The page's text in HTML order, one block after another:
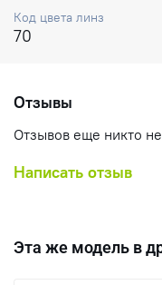
Код цвета линз
70
Отзывы
Отзывов еще никто
Написать отзыв
Эта же модель в